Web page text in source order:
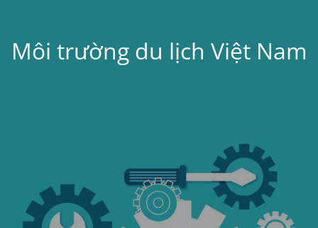
Môi trường du lịch Việt Nam